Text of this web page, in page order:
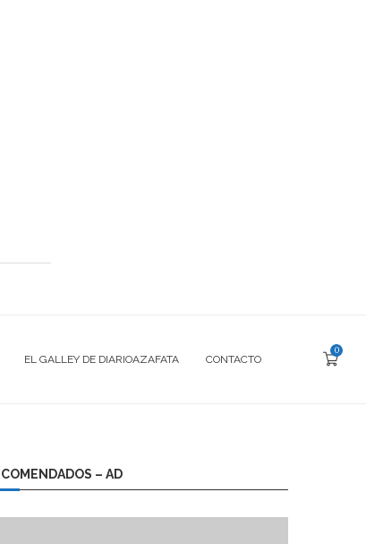
EL GALLEY DE DIARIOAZAFATA CONTACTO
0
– AD